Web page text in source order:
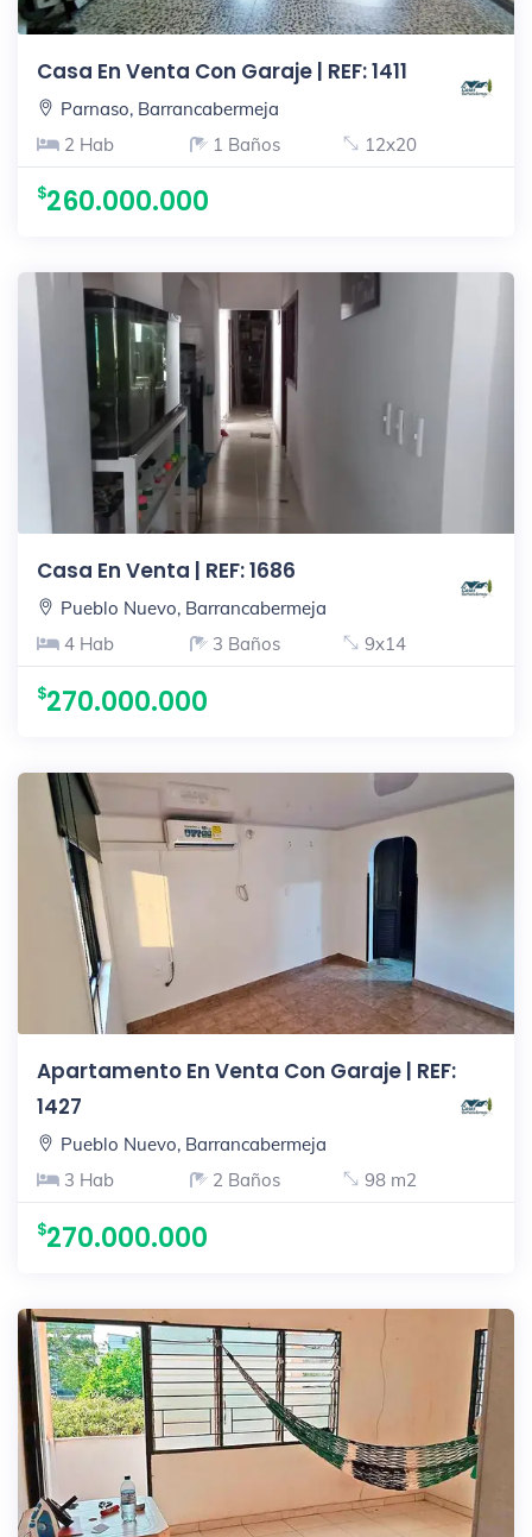
Casa En Venta Con Garaje | REF: 1411
Parnaso, Barrancabermeja
2 Hab
1 Baños 12x20
260.000.000
Casa En Venta | REF: 1686
Pueblo Nuevo, Barrancabermeja
4 Hab
3 Baños 9x14
270.000.000
Apartamento En Venta Con Garaje | REF:
1427
Pueblo Nuevo, Barrancabermeja
3 Hab
2 Baños 98 m2
270.000.000